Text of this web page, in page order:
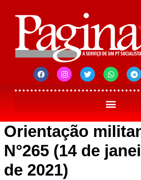
Orientação
N°265 (14 de
de 2021)